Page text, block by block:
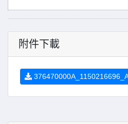
附件下載